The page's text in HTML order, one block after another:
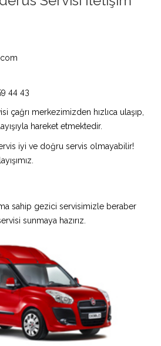
44 43
çağrı merkezimizden hızlıca ulaşıp,
hareket etmektedir.
iyi ve doğru servis olmayabilir!
sahip gezici servisimizle beraber
sunmaya hazırız.